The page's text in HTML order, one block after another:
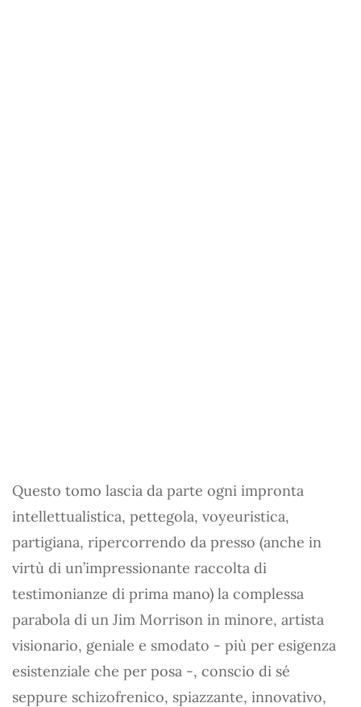
Questo tomo lascia da parte ogni impronta
intellettualistica, pettegola, voyeuristica,
partigiana, ripercorrendo da presso (anche in
virtù di un’impressionante raccolta di
testimonianze di prima mano) la complessa
parabola di un Jim Morrison in minore, artista
visionario, geniale e smodato - più per esigenza
esistenziale che per posa -, conscio di sé
seppure schizofrenico, spiazzante, innovativo,